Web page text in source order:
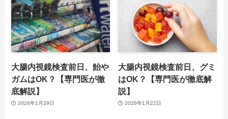
大腸内視鏡検査前日、飴や
ガムはOK？【専門医が徹
底解説】
2026年1月29日
大腸内視鏡検査前日、グミ
はOK？【専門医が徹底解
説】
2026年1月22日